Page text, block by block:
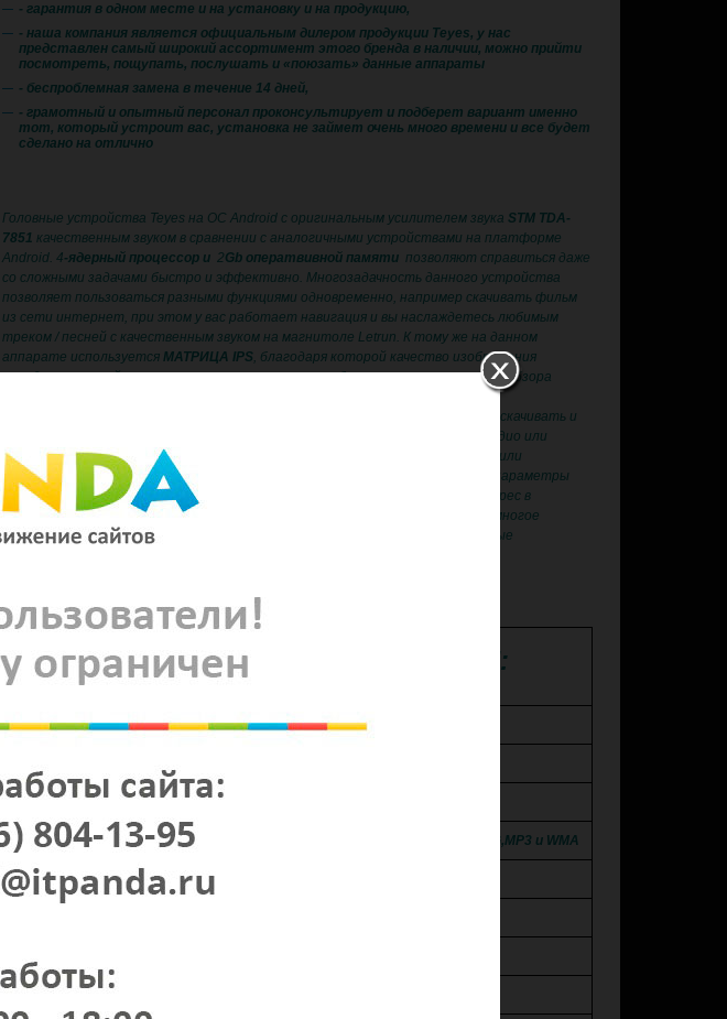
- гарантия в одном месте и на установку и на продукцию,
- наша компания является официальным дилером продукции Teyes, у нас
представлен самый широкий ассортимент этого бренда в наличии, можно прийти
посмотреть, пощупать, послушать и «поюзать» данные аппараты
- беспроблемная замена в течение 14 дней,
- грамотный и опытный персонал проконсультирует и подберет вариант именно
тот, который устроит вас, установка не займет очень много времени и все будет
сделано на отлично
Головные устройства Teyes на ОС Android с оригинальным усилителем звука STM TDA-
7851 качественным звуком в сравнении с аналогичными устройствами на платформе
Android. 4-ядерный процессор и2Gb оператвивной памяти позволяют справиться даже
со сложными задачами быстро и эффективно. Многозадачность данного устройства
позволяет пользоваться разными функциями одновременно, например скачивать фильм
из сети интернет, при этом у вас работает навигация и вы наслаждетесь любимым
треком / песней с качественным звуком на магнитоле Letrun. К тому же на данном
аппарате используется МАТРИЦА IPS, благодаря которой качество изображения
выходит на новый уровень: картинка сочная, яркая, бликов по-минимому, угол обзора
Возможности такого устройства практически безграничны — вы сможете скачивать и
пользоваться любыми программами из Google Play, одновременно слушая радио или
просматривая ТВ. Можете подключить флэшку или жесткий диск с музыкой или
фильмами. Сможете диагностировать свой автомобиль, контролировать параметры
его работы не посещая автосервис. Управлять устройством и задавать адрес в
навигационной программе голосом. Устроить мобильный офис в машине и многое
другое… В данном головном устройстве используются только качественные
ОСНОВНЫЕ ХАРАКТЕРИСТИКИ:
GPS навигация
Bluetooth громкая связь.
Воспроизведение с USB носителей MKV, MP4, DIVX, Lossless Audio, JPEG,MP3 и WMA
Сенсорный экран. Матрица IPS!